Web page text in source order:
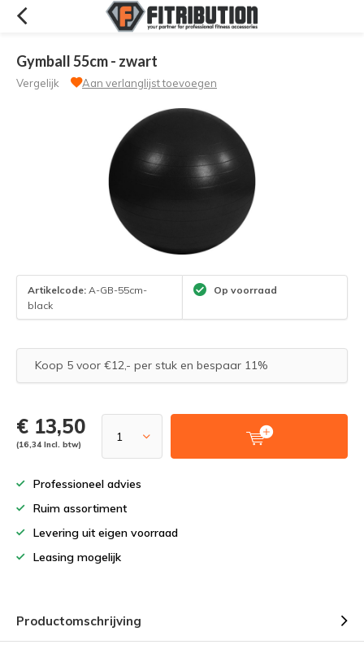
Gymball 55cm - zwart
Vergelijk Aan verlanglijst toevoegen
Artikelcode: A-GB-55cm-
black
Op voorraad
Koop 5 voor €12,- per stuk en bespaar 11%
€ 13,50
(16,34 Incl. btw)
Professioneel advies
Ruim assortiment
Levering uit eigen voorraad
Leasing mogelijk
Productomschrijving